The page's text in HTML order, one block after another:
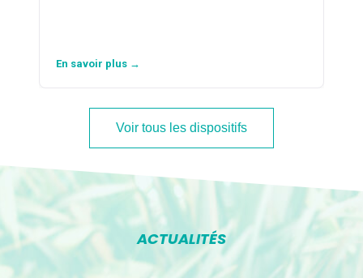
En savoir plus →
Voir tous les dispositifs
ACTUALITÉS